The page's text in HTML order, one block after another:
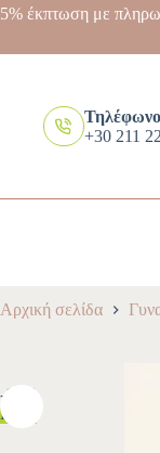
5% έκπτωση με
+30 211
Αρχική σελίδα
-10%
HOT